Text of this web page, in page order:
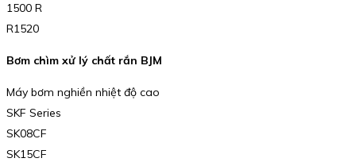
1500 R
R1520
Bơm chìm xử lý chất rắn BJM
Máy bơm nghiền nhiệt độ cao
SKF Series
SK08CF
SK15CF